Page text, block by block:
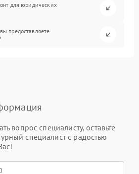
для юридических
предоставляете
вопрос специалисту, оставьте
специалист с радостью